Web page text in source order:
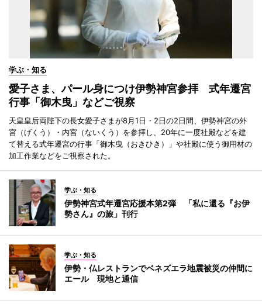
学ぶ・知る
愛子さま、パール身につけ伊勢神宮参拝 式年遷宮
行事「御木曳」などご視察
天皇皇后両陛下の長女愛子さまが8月1日・2日の2日間、伊勢神宮の外
宮（げくう）・内宮（ないくう）を参拝し、20年に一度社殿などを建
て替える式年遷宮の行事「御木曳（おきひき）」や社殿に使う御用材の
加工作業などをご視察された。
学ぶ・知る
伊勢神宮式年遷宮応援本第2弾 「私に還る『お伊
勢さん』の旅」刊行
学ぶ・知る
伊勢・仏レストランでベネズエラ地震被災の仲間に
エール 現地と通信